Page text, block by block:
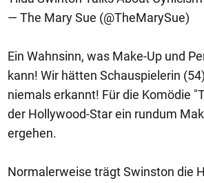
— The Mary Sue (@TheMarySue)
Ein Wahnsinn, was Make-Up und
kann! Wir hätten Schauspielerin
niemals erkannt! Für die Komödie
der Hollywood-Star ein rundum
ergehen.
Normalerweise trägt Swinston die